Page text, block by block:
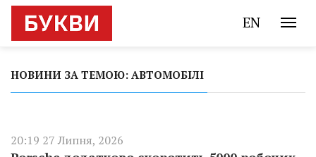
EN
НОВИНИ ЗА ТЕМОЮ: АВТОМОБІЛІ
20:19 27 Липня, 2026